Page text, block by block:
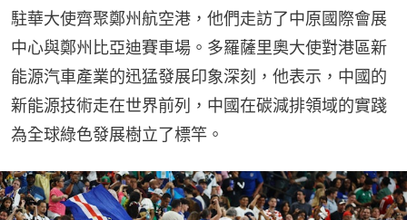
駐華大使齊聚鄭州航空港，他們走訪了中原國際會展
中心與鄭州比亞迪賽車場。多羅薩里奧大使對港區新
能源汽車產業的迅猛發展印象深刻，他表示，中國的
新能源技術走在世界前列，中國在碳減排領域的實踐
為全球綠色發展樹立了標竿。